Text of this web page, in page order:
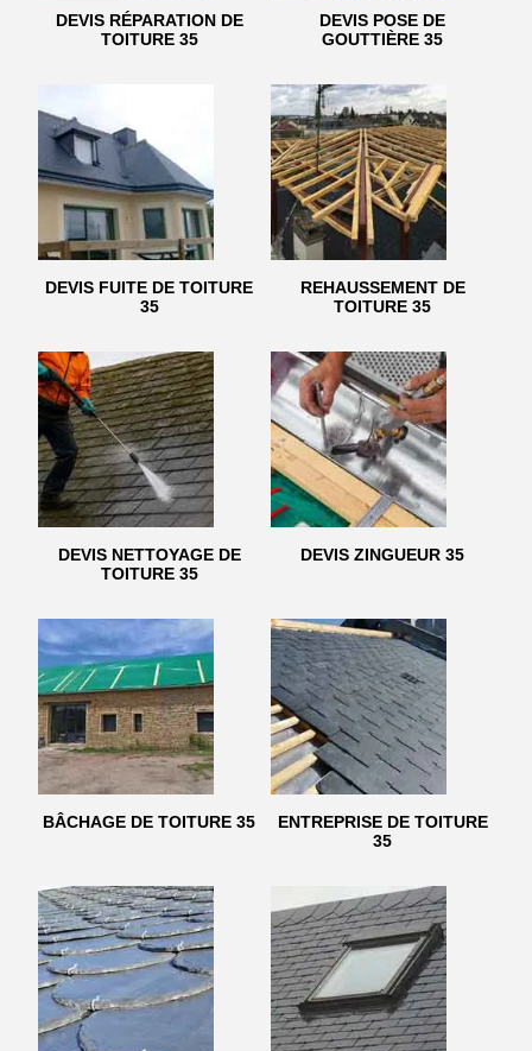
DEVIS RÉPARATION DE
TOITURE 35
DEVIS POSE DE
GOUTTIÈRE 35
DEVIS FUITE DE TOITURE
35
REHAUSSEMENT DE
TOITURE 35
DEVIS NETTOYAGE DE
TOITURE 35
DEVIS ZINGUEUR 35
BÂCHAGE DE TOITURE 35
ENTREPRISE DE TOITURE
35